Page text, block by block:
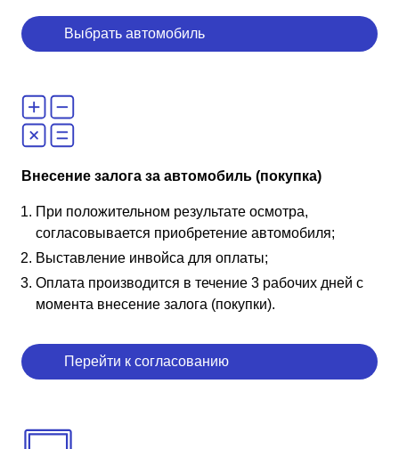
Выбрать автомобиль
Внесение залога за автомобиль (покупка)
При положительном результате осмотра,
согласовывается приобретение автомобиля;
Выставление инвойса для оплаты;
Оплата производится в течение 3 рабочих дней с
момента внесение залога (покупки).
Перейти к согласованию